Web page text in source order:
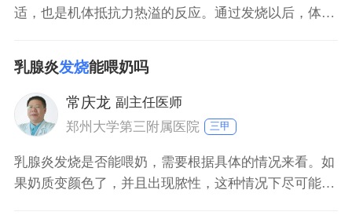
适，也是机体抵抗力热溢的反应。通过发烧以后，体内
烧，采取物理降温，物理降温包括衣服解开，促进对
流、促进散热，也可以用35度左右的温水，在小孩的血
管比较丰富的脖子、颈部、腹股沟等部位擦浴降温。对
于高热
乳腺炎发烧能喂奶吗
常庆龙 副主任医师
郑州大学第三附属医院
三甲
乳腺炎发烧是否能喂奶，需要根据具体的情况来看。如
果奶质变颜色了，并且出现脓性，这种情况下尽可能避